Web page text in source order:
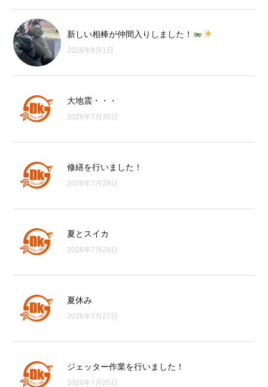
新しい相棒が仲間入りしました！
2026年8月1日
大地震・・・
2026年7月30日
修繕を行いました！
2026年7月29日
夏とスイカ
2026年7月28日
夏休み
2026年7月27日
ジェッター作業を行いました！
2026年7月25日